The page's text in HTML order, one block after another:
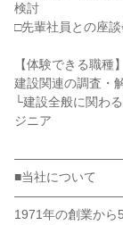
検討
□先輩社員との座談
【体験できる職種】
建設関連の調査・
└建設全般に関わ
ジニア
■当社について
1971年の創業から